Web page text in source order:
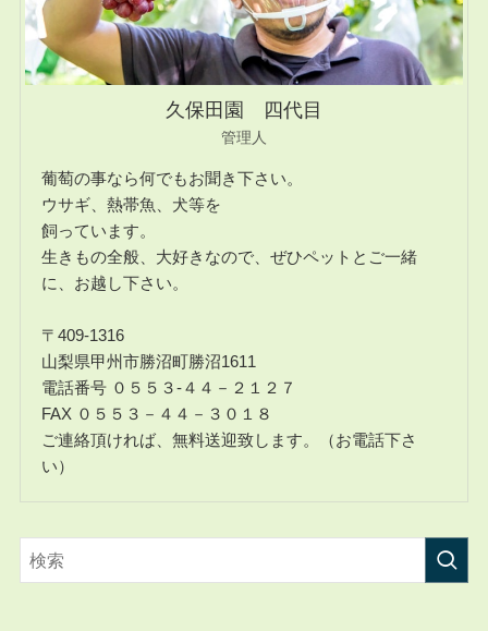
久保田園 四代目
管理人
葡萄の事なら何でもお聞き下さい。
ウサギ、熱帯魚、犬等を
飼っています。
生きもの全般、大好きなので、ぜひペットとご一緒
に、お越し下さい。
〒409-1316
山梨県甲州市勝沼町勝沼1611
電話番号 ０５５３-４４－２１２７
FAX ０５５３－４４－３０１８
ご連絡頂ければ、無料送迎致します。（お電話下さ
い）